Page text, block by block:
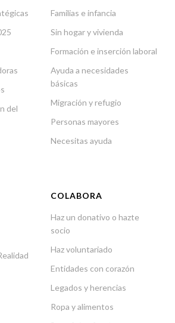
del
Familias e infancia
Sin hogar y vivienda
Formación e inserción laboral
Ayuda a necesidades
básicas
Migración y refugio
Personas mayores
Necesitas ayuda
COLABORA
Haz un donativo o hazte
socio
Haz voluntariado
Entidades con corazón
Legados y herencias
Ropa y alimentos